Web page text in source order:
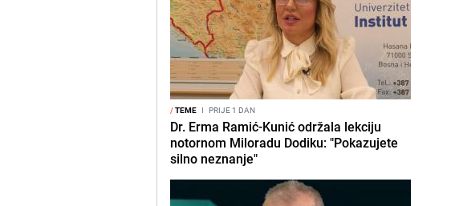
/TEME I PRIJE 1 DAN
Dr. Erma Ramić-Kunić održala lekciju
notornom Miloradu Dodiku: "Pokazujete
silno neznanje"